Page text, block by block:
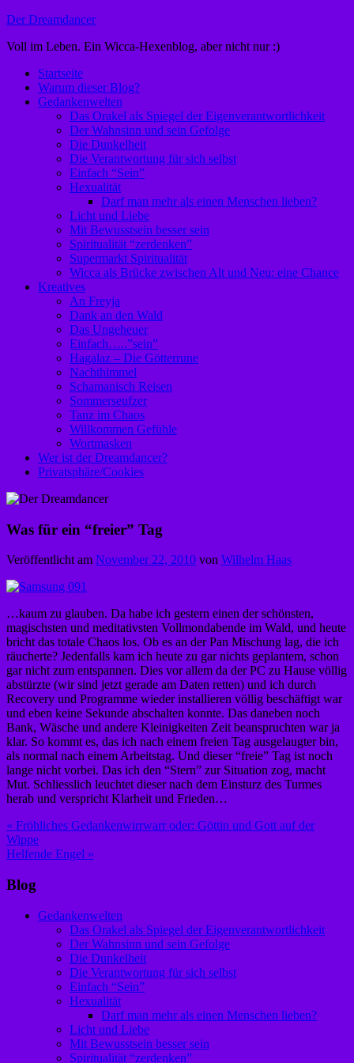
Zum
springen
Der Dreamdancer
Voll im Leben. Ein Wicca-Hexenblog, aber nicht nur :)
Startseite
Warum dieser Blog?
Gedankenwelten
Das Orakel als Spiegel der Eigenverantwortlichkeit
Der Wahnsinn und sein Gefolge
Die Dunkelheit
Die Verantwortung für sich selbst
Einfach “Sein”
Hexualität
Darf man mehr als einen Menschen lieben?
Licht und Liebe
Mit Bewusstsein besser sein
Spiritualität “zerdenken”
Supermarkt Spiritualität
Wicca als Brücke zwischen Alt und Neu: eine Chance
Kreatives
An Freyja
Dank an den Wald
Das Ungeheuer
Einfach…..”sein”
Hagalaz – Die Götterrune
Nachthimmel
Schamanisch Reisen
Sommerseufzer
Tanz im Chaos
Willkommen Gefühle
Wortmasken
Wer ist der Dreamdancer?
Privatsphäre/Cookies
Was für ein “freier” Tag
Veröffentlicht am November 22, 2010 von Wilhelm Haas
…kaum zu glauben. Da habe ich gestern einen der schönsten,
magischsten und meditativsten Vollmondabende im Wald, und heute
bricht das totale Chaos los. Ob es an der Pan Mischung lag, die ich
räucherte? Jedenfalls kam ich heute zu gar nichts geplantem, schon
gar nicht zum entspannen. Dies vor allem da der PC zu Hause völlig
abstürzte (wir sind jetzt gerade am Daten retten) und ich durch
Recovery und Programme wieder installieren völlig beschäftigt war
und eben keine Sekunde abschalten konnte. Das daneben noch
Bank, Wäsche und andere Kleinigkeiten Zeit beanspruchten war ja
klar. So kommt es, das ich nach einem freien Tag ausgelaugter bin,
als normal nach einem Arbeitstag. Und dieser “freie” Tag ist noch
lange nicht vorbei. Das ich den “Stern” zur Situation zog, macht
Mut. Schliesslich leuchtet dieser nach dem Einsturz des Turmes
herab und verspricht Klarheit und Frieden…
Beitragsnavigation
« Fröhliches Gedankenwirrwarr oder: Göttin und Gott auf der
Wippe
Helfende Engel »
Blog
Gedankenwelten
Das Orakel als Spiegel der Eigenverantwortlichkeit
Der Wahnsinn und sein Gefolge
Die Dunkelheit
Die Verantwortung für sich selbst
Einfach “Sein”
Hexualität
Darf man mehr als einen Menschen lieben?
Licht und Liebe
Mit Bewusstsein besser sein
Spiritualität “zerdenken”